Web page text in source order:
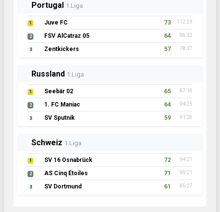
Portugal 1.Liga
1 Juve FC 73 112:23
2 FSV AlCatraz 05 64 96:32
3 Zentkickers 57 78:37
Russland 1.Liga
1 Seebär 02 65 87:16
2 1. FC Maniac 64 94:25
3 SV Sputnik 59 91:26
Schweiz 1.Liga
1 SV 16 Osnabrück 72 94:21
2 AS Cinq Étoiles 71 99:21
3 SV Dortmund 61 85:27